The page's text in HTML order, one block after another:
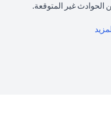
الحوادث غير المتوقعة.